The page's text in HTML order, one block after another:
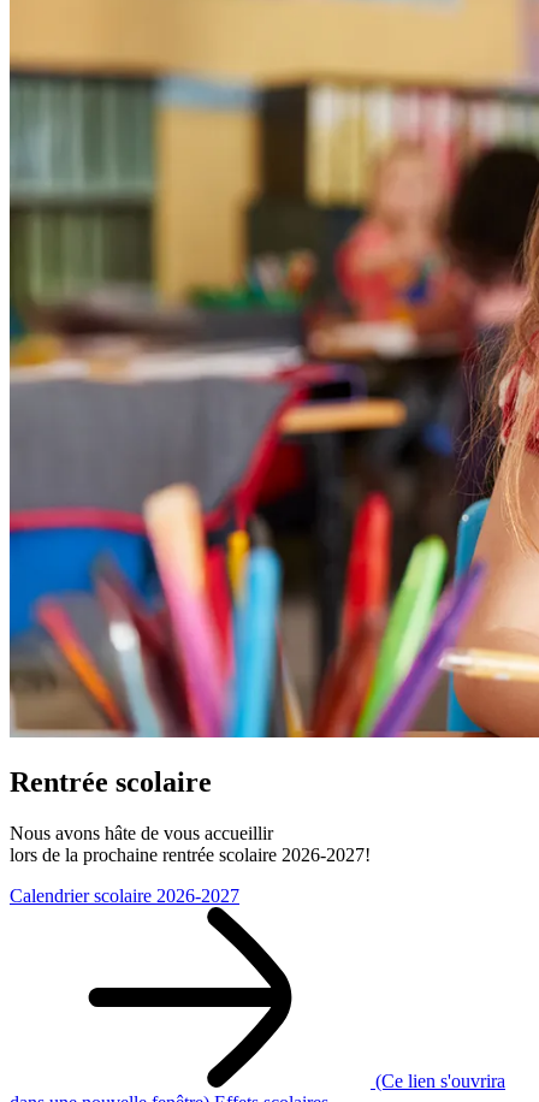
Rentrée scolaire
Nous avons hâte de vous accueillir
lors de la prochaine rentrée scolaire 2026‑2027!
Calendrier scolaire 2026-2027
(Ce lien s'ouvrira